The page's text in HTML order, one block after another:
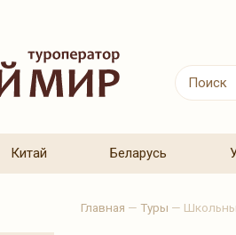
Китай Беларусь
Главная — Туры —